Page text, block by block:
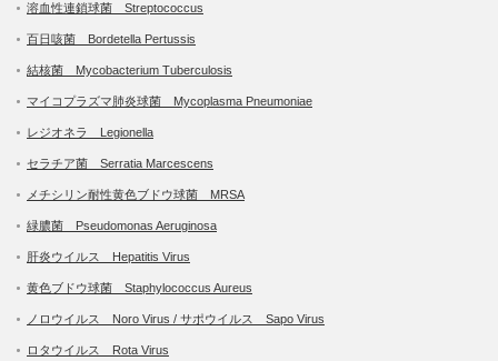
溶血性連鎖球菌 Streptococcus
百日咳菌 Bordetella Pertussis
結核菌 Mycobacterium Tuberculosis
マイコプラズマ肺炎球菌 Mycoplasma Pneumoniae
レジオネラ Legionella
セラチア菌 Serratia Marcescens
メチシリン耐性黄色ブドウ球菌 MRSA
緑膿菌 Pseudomonas Aeruginosa
肝炎ウイルス Hepatitis Virus
黄色ブドウ球菌 Staphylococcus Aureus
ノロウイルス Noro Virus / サポウイルス Sapo Virus
ロタウイルス Rota Virus